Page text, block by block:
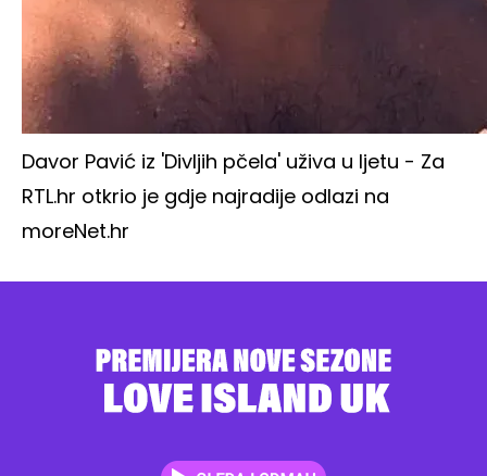
Davor Pavić iz 'Divljih pčela' uživa u ljetu - Za
RTL.hr otkrio je gdje najradije odlazi na
moreNet.hr